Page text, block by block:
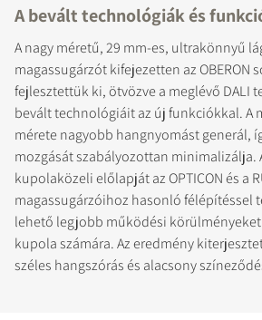
A bevált technológiák és
A nagy méretű, 29 mm-es, ultrakönnyű
magassugárzót kifejezetten az OBERON
fejlesztettük ki, ötvözve a meglévő DALI
bevált technológiáit az új funkciókkal. A
mérete nagyobb hangnyomást generál,
mozgását szabályozottan minimalizálja.
kupolaközeli előlapját az OPTICON és a
magassugárzóihoz hasonló félépítéssel
lehető legjobb működési
kupola számára. Az eredmény
széles hangszórás és alacsony